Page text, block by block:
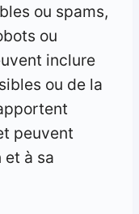
ou spams,
ou
inclure
ou de la
peuvent
et à sa